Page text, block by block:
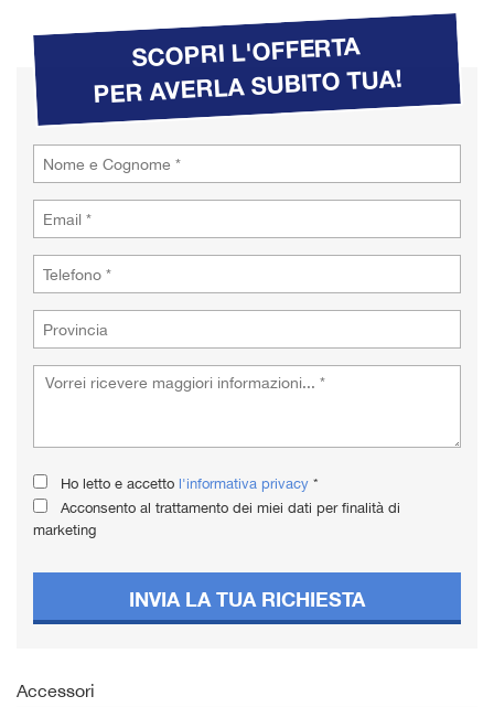
SCOPRI L'OFFERTA
PER AVERLA SUBITO TUA!
Ho letto e accetto l'informativa privacy *
Acconsento al trattamento dei miei dati per finalità di
marketing
INVIA LA TUA RICHIESTA
Accessori